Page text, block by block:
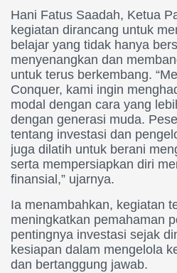
Hani Fatus Saadah, Ketua
kegiatan dirancang untuk
belajar yang tidak hanya
menyenangkan dan
untuk terus berkembang.
Conquer, kami ingin
modal dengan cara yang
dengan generasi muda.
tentang investasi dan
juga dilatih untuk berani
serta mempersiapkan diri
finansial,” ujarnya.
Ia menambahkan, kegiatan
meningkatkan pemahaman
pentingnya investasi sejak
kesiapan dalam mengelola
dan bertanggung jawab.